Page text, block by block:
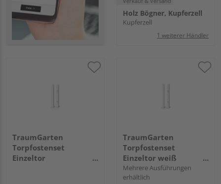
Holz Bögner, Kupferzell
Kupferzell
1 weiterer Händler
TraumGarten
Torpfostenset
Einzeltor
TraumGarten
Torpfostenset
Einzeltor weiß
aufschrauben Torhöhe
90, 8x8x105cm
Mehrere Ausführungen
erhältlich